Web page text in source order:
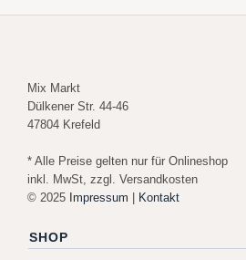
Mix Markt
Dülkener Str. 44-46
47804 Krefeld
* Alle Preise gelten nur für Onlineshop
inkl. MwSt, zzgl. Versandkosten
© 2025 Impressum | Kontakt
SHOP